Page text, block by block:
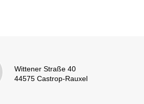
Wittener Straße 40
44575 Castrop-Rauxel